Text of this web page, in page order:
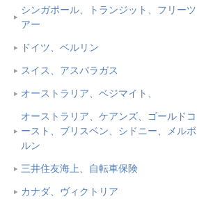
シンガポール、トランジット、フリーツ
アー
ドイツ、ベルリン
スイス、アスパラガス
オーストラリア、ベジマイト、
オーストラリア、ケアンズ、ゴールドコ
ースト、ブリスベン、シドニー、メルボ
ルン
三井住友海上、自転車保険
カナダ、ヴィクトリア